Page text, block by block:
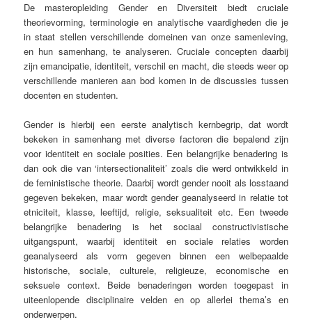
De masteropleiding Gender en Diversiteit biedt cruciale
theorievorming, terminologie en analytische vaardigheden die je
in staat stellen verschillende domeinen van onze samenleving,
en hun samenhang, te analyseren. Cruciale concepten daarbij
zijn emancipatie, identiteit, verschil en macht, die steeds weer op
verschillende manieren aan bod komen in de discussies tussen
docenten en studenten.
Gender is hierbij een eerste analytisch kernbegrip, dat wordt
bekeken in samenhang met diverse factoren die bepalend zijn
voor identiteit en sociale posities. Een belangrijke benadering is
dan ook die van ‘intersectionaliteit’ zoals die werd ontwikkeld in
de feministische theorie. Daarbij wordt gender nooit als losstaand
gegeven bekeken, maar wordt gender geanalyseerd in relatie tot
etniciteit, klasse, leeftijd, religie, seksualiteit etc. Een tweede
belangrijke benadering is het sociaal constructivistische
uitgangspunt, waarbij identiteit en sociale relaties worden
geanalyseerd als vorm gegeven binnen een welbepaalde
historische, sociale, culturele, religieuze, economische en
seksuele context. Beide benaderingen worden toegepast in
uiteenlopende disciplinaire velden en op allerlei thema’s en
onderwerpen.